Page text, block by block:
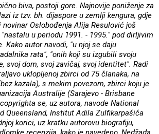
biva, postoji gore. Najnovije poniženje za
iz tzv. bh. dijaspore u zemlji kengura, gdje
Oslobođenja Alija Resulović još
u periodu 1991. - 1995." pod dirljivim
Kako autor navodi, "u njoj se daju
rata", "onih koji su izgubili svoju
svoj dom, svoj zavičaj, svoj identitet". Radi
uklopljenoj zbirci od 75 članaka, na
kazala), s mekim povezom, zbirci koju je
Australije (Sarajevo - Brisbane
se, uz autora, navode National
Queensland, Institut Adila Zulfikarpašića
korici, uz kratku autorovu biografiju,